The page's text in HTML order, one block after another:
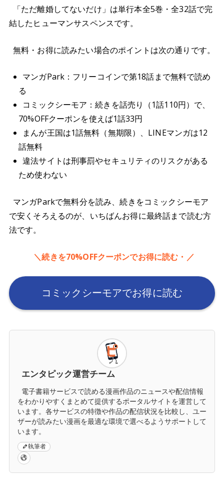
「ただ離婚してないだけ」は単行本全5巻・全32話で完
結したヒューマンサスペンスです。
無料・お得に読みたい場合のポイントは次の通りです。
マンガPark：フリーコインで第18話まで無料で読め
る
コミックシーモア：続きを話売り（1話110円）で、
70%OFFクーポンを使えば1話33円
まんが王国は1話無料（無期限）、LINEマンガは12
話無料
違法サイトは刑事罰やセキュリティのリスクがある
ため使わない
マンガParkで無料分を読み、続きをコミックシーモア
で安くそろえるのが、いちばんお得に最終話まで読む方
法です。
＼続きを70%OFFクーポンでお得に読む・／
コミックシーモアでお得に読む
エンタピック運営チーム
電子書籍サービスで読める漫画作品のニュースや配信情報
をわかりやすくまとめて提供するポータルサイトを運営して
います。各サービスの特徴や作品の配信状況を比較し、ユー
ザーが読みたい漫画を最適な環境で選べるようサポートして
います。
執筆者